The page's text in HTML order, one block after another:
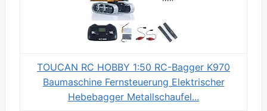
TOUCAN RC HOBBY 1:50 RC-Bagger K970
Baumaschine Fernsteuerung Elektrischer
Hebebagger Metallschaufel...